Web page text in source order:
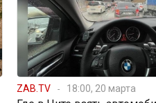
ZAB.TV 18:00, 20 марта